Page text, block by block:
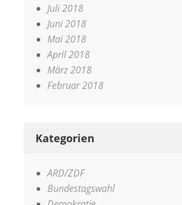
Juli 2018
Juni 2018
Mai 2018
April 2018
März 2018
Februar 2018
Kategorien
ARD/ZDF
Bundestagswahl